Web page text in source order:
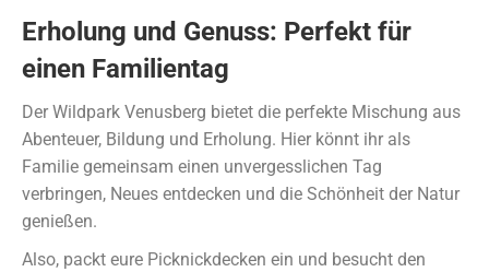
Erholung und Genuss: Perfekt für
einen Familientag
Der Wildpark Venusberg bietet die perfekte Mischung aus
Abenteuer, Bildung und Erholung. Hier könnt ihr als
Familie gemeinsam einen unvergesslichen Tag
verbringen, Neues entdecken und die Schönheit der Natur
genießen.
Also, packt eure Picknickdecken ein und besucht den